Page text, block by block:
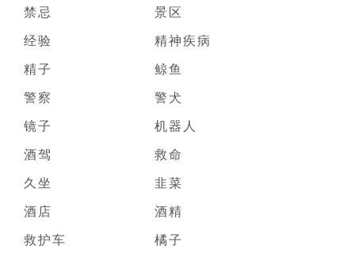
禁忌
景区
经验
精神疾病
精子
鲸鱼
警察
警犬
镜子
机器人
酒驾
救命
久坐
韭菜
酒店
酒精
救护车
橘子